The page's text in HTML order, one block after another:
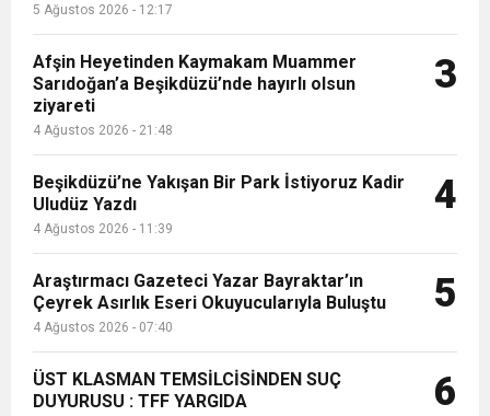
5 Ağustos 2026 - 12:17
Afşin Heyetinden Kaymakam Muammer
Sarıdoğan’a Beşikdüzü’nde hayırlı olsun
ziyareti
4 Ağustos 2026 - 21:48
3
Beşikdüzü’ne Yakışan Bir Park İstiyoruz Kadir
Uludüz Yazdı
4 Ağustos 2026 - 11:39
4
Araştırmacı Gazeteci Yazar Bayraktar’ın
Çeyrek Asırlık Eseri Okuyucularıyla Buluştu
4 Ağustos 2026 - 07:40
5
ÜST KLASMAN TEMSİLCİSİNDEN SUÇ
DUYURUSU : TFF YARGIDA
6